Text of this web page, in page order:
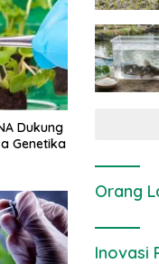
Dukung
Genetika
Orang
Inovasi